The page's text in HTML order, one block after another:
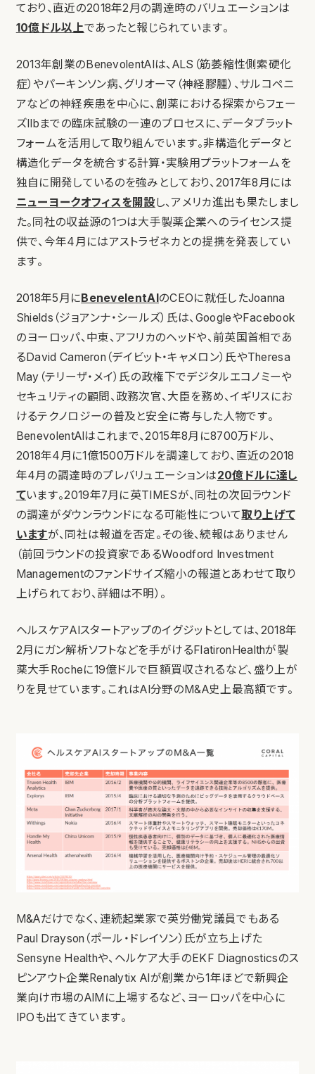
ており、直近の2018年2月の調達時のバリュエーションは
10億ドル以上であったと報じられています。
2013年創業のBenevolentAIは、ALS（筋萎縮性側索硬化
症）やパーキンソン病、グリオーマ（神経膠腫）、サルコペニ
アなどの神経疾患を中心に、創薬における探索からフェー
ズIIbまでの臨床試験の一連のプロセスに、データプラット
フォームを活用して取り組んでいます。非構造化データと
構造化データを統合する計算・実験用プラットフォームを
独自に開発しているのを強みとしており、2017年8月には
ニューヨークオフィスを開設し、アメリカ進出も果たしまし
た。同社の収益源の1つは大手製薬企業へのライセンス提
供で、今年4月にはアストラゼネカとの提携を発表してい
ます。
2018年5月にBenevelentAIのCEOに就任したJoanna
Shields（ジョアンナ・シールズ）氏は、GoogleやFacebook
のヨーロッパ、中東、アフリカのヘッドや、前英国首相であ
るDavid Cameron（デイビット・キャメロン）氏やTheresa
May（テリーザ・メイ）氏の政権下でデジタルエコノミーや
セキュリティの顧問、政務次官、大臣を務め、イギリスにお
けるテクノロジーの普及と安全に寄与した人物です。
BenevolentAIはこれまで、2015年8月に8700万ドル、
2018年4月に1億1500万ドルを調達しており、直近の2018
年4月の調達時のプレバリュエーションは20億ドルに達し
ています。2019年7月に英TIMESが、同社の次回ラウンド
の調達がダウンラウンドになる可能性について取り上げて
いますが、同社は報道を否定。その後、続報はありません
（前回ラウンドの投資家であるWoodford Investment
Managementのファンドサイズ縮小の報道とあわせて取り
上げられており、詳細は不明）。
ヘルスケアAIスタートアップのイグジットとしては、2018年
2月にガン解析ソフトなどを手がけるFlatironHealthが製
薬大手Rocheに19億ドルで巨額買収されるなど、盛り上が
りを見せています。これはAI分野のM&A史上最高額です。
M&Aだけでなく、連続起業家で英労働党議員でもある
Paul Drayson（ポール・ドレイソン）氏が立ち上げた
Sensyne Healthや、ヘルケア大手のEKF Diagnosticsのス
ピンアウト企業Renalytix AIが創業から1年ほどで新興企
業向け市場のAIMに上場するなど、ヨーロッパを中心に
IPOも出てきています。